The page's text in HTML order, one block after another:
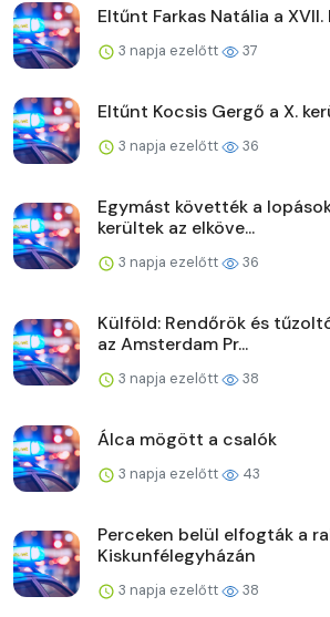
Eltűnt Farkas Natália a
3 napja ezelőtt 37
Eltűnt Kocsis Gergő a X.
3 napja ezelőtt 36
Egymást követték a
kerültek az elköve...
3 napja ezelőtt 36
Külföld: Rendőrök és
az Amsterdam Pr...
3 napja ezelőtt 38
Álca mögött a csalók
3 napja ezelőtt 43
Perceken belül elfogták a
Kiskunfélegyházán
3 napja ezelőtt 38